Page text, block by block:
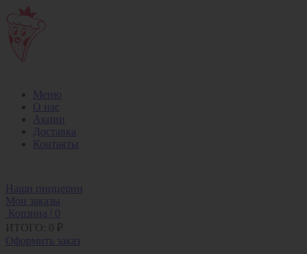
Меню
О нас
Акции
Доставка
Контакты
Наши пиццерии
Мои заказы
Корзина | 0
ИТОГО: 0 ₽
Оформить заказ